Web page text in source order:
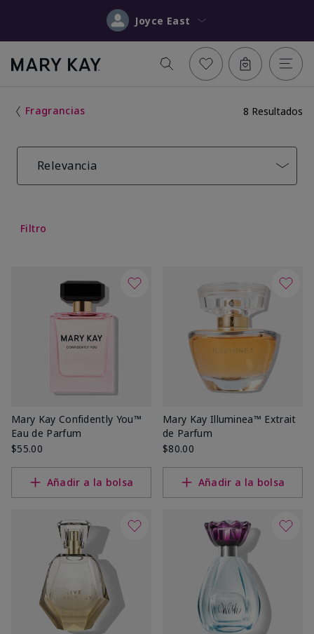
Joyce East
Fragrancias 8 Resultados
Relevancia
Filtro
Mary Kay Confidently You™
Eau de Parfum
$55.00
Añadir a la bolsa
Mary Kay Illuminea™ Extrait
de Parfum
$80.00
Añadir a la bolsa